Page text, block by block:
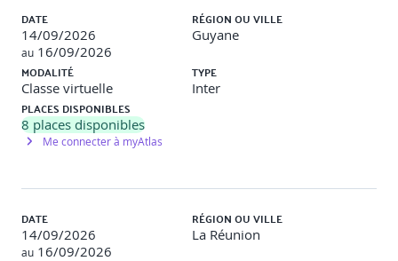
DATE
14/09/2026
au 16/09/2026
RÉGION OU VILLE
Guyane
MODALITÉ
Classe virtuelle
TYPE
Inter
PLACES DISPONIBLES
8 places disponibles
Me connecter à myAtlas
DATE
14/09/2026
au 16/09/2026
RÉGION OU VILLE
La Réunion